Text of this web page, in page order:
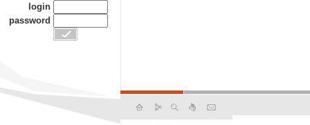
login
password